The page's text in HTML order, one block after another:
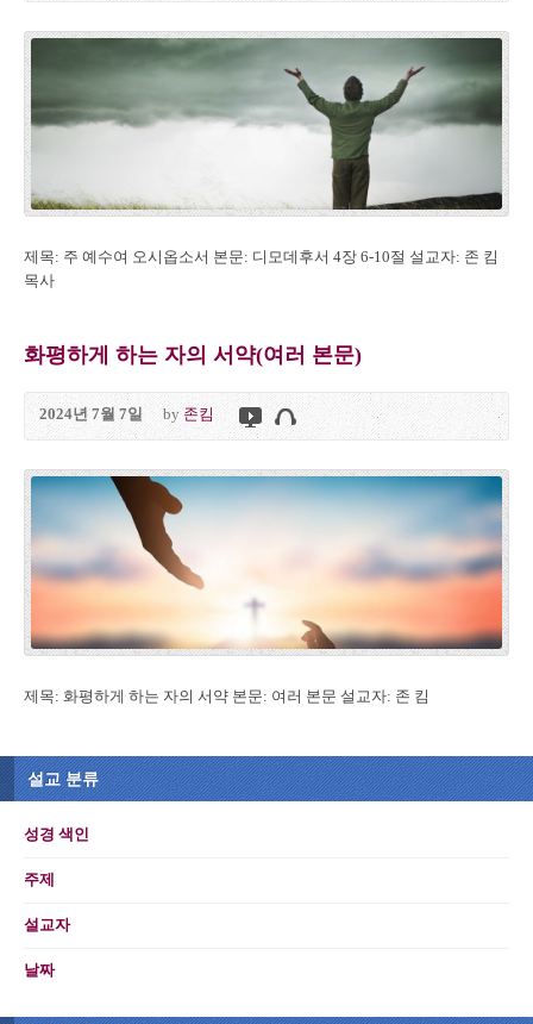
제목: 주 예수여 오시옵소서 본문: 디모데후서 4장 6-10절 설교자: 존 킴
목사
화평하게 하는 자의 서약(여러 본문)
2024년 7월 7일 by 존킴
제목: 화평하게 하는 자의 서약 본문: 여러 본문 설교자: 존 킴
설교 분류
성경 색인
주제
설교자
날짜